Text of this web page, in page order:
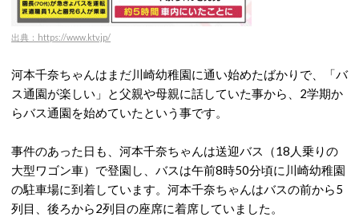
出典：https://www.ktv.jp/
河本千奈ちゃんはまだ川崎幼稚園に通い始めたばかりで、「バ
ス通園が楽しい」と父親や母親に話していた事から、2学期か
らバス通園を始めていたという事です。
事件のあった日も、河本千奈ちゃんは送迎バス（18人乗りの
大型ワゴン車）で登園し、バスは午前8時50分頃に川崎幼稚園
の駐車場に到着しています。河本千奈ちゃんはバスの前から5
列目、後ろから2列目の座席に着席していました。